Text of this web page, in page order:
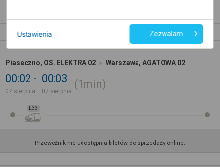
Piaseczno, OS. ELEKTRA 02 Warszawa, AGATOWA 02
00:02
07 sierpnia
00:03
07 sierpnia
1min
L33
Przewoźnik nie udostępnia biletów do sprzedaży online.
Ustawienia Zezwalam